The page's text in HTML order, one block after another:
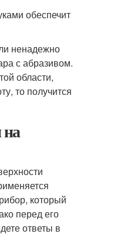
обеспечит
ненадежно
с абразивом.
области,
то получится
который
перед его
ответы в